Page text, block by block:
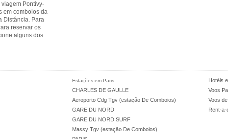
Pontivy-
em comboios da
Distância. Para
reservar os
alguns dos
Estações em Paris
CHARLES DE GAULLE
Aeroporto Cdg Tgv (estação De Comboios)
GARE DU NORD
GARE DU NORD SURF
Massy Tgv (estação De Comboios)
Hotéis
Voos
Voos
Rent-